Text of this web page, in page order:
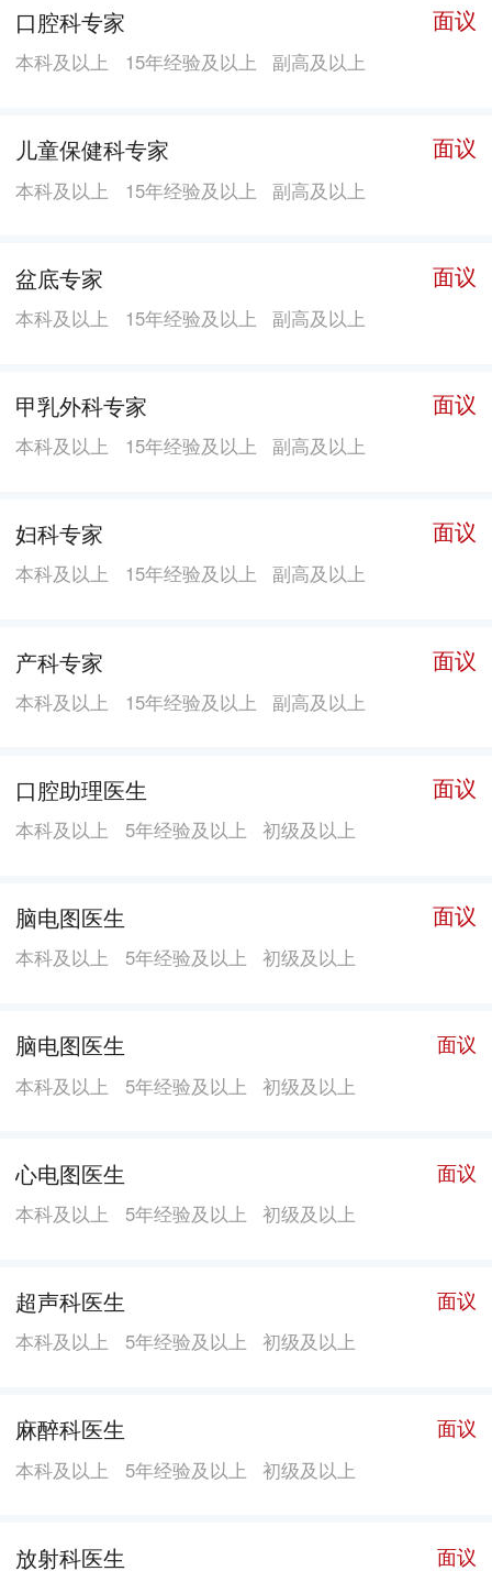
年发展，已经成为中国民营医院百强之一。 根据博爱
深圳远东医院集团，旗下有深圳远东妇产医院、深圳远
院龙岗妇产医院按照二级妇产医院标准建设，于2019年8
月投入运营。地处坂田街道吉华路，总建筑面积约1万余
张。依托“远东医院集团”的技术实力，为龙岗区妇女儿
童提供高品质诊疗服务。 【员工福利】 1、日工作时间7
的婚假、丧假、产假、节育手术假、哺乳假； 5、购买
五险一金； 6、深户调转； 7、健康体检； 8、员工结婚
疗优惠； 10、单位定期组织娱乐休闲活动（如外出旅
职称职务情况可安排住房； 13、晋升职称； 14、良好
口腔科专家 面议
本科及以上 15年经验及以上 副高及以上
儿童保健科专家 面议
本科及以上 15年经验及以上 副高及以上
盆底专家 面议
本科及以上 15年经验及以上 副高及以上
甲乳外科专家 面议
本科及以上 15年经验及以上 副高及以上
妇科专家 面议
本科及以上 15年经验及以上 副高及以上
产科专家 面议
本科及以上 15年经验及以上 副高及以上
口腔助理医生 面议
本科及以上 5年经验及以上 初级及以上
脑电图医生 面议
本科及以上 5年经验及以上 初级及以上
脑电图医生 面议
本科及以上 5年经验及以上 初级及以上
心电图医生 面议
本科及以上 5年经验及以上 初级及以上
超声科医生 面议
本科及以上 5年经验及以上 初级及以上
麻醉科医生 面议
本科及以上 5年经验及以上 初级及以上
放射科医生 面议